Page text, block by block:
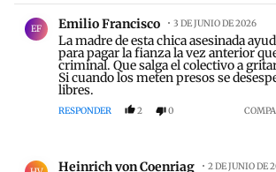
Comentario de Emilio Francisco.
EF Emilio Francisco 3 DE JUNIO DE 2026
La madre de esta chica asesinada
para pagar la fianza la vez anterior
criminal. Que salga el colectivo a
Si cuando los meten presos se
libres.
RESPONDER 2 0
Heinrich von Coenriag 2 DE JUNIO DE